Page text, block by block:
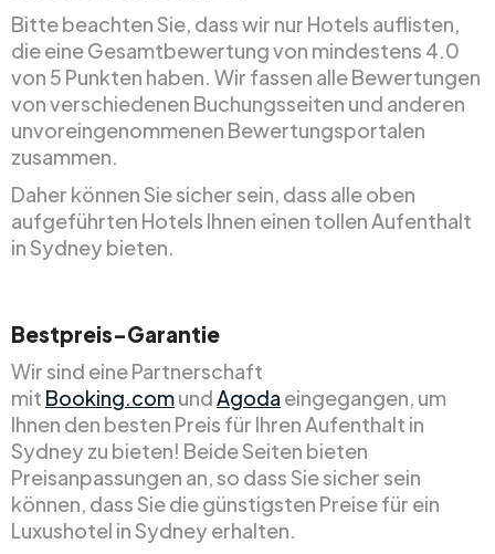
Bitte beachten Sie, dass wir nur Hotels auflisten,
die eine Gesamtbewertung von mindestens 4.0
von 5 Punkten haben. Wir fassen alle Bewertungen
von verschiedenen Buchungsseiten und anderen
unvoreingenommenen Bewertungsportalen
zusammen.
Daher können Sie sicher sein, dass alle oben
aufgeführten Hotels Ihnen einen tollen Aufenthalt
in Sydney bieten.
Bestpreis-Garantie
Wir sind eine Partnerschaft
mit Booking.comundAgoda eingegangen, um
Ihnen den besten Preis für Ihren Aufenthalt in
Sydney zu bieten! Beide Seiten bieten
Preisanpassungen an, so dass Sie sicher sein
können, dass Sie die günstigsten Preise für ein
Luxushotel in Sydney erhalten.